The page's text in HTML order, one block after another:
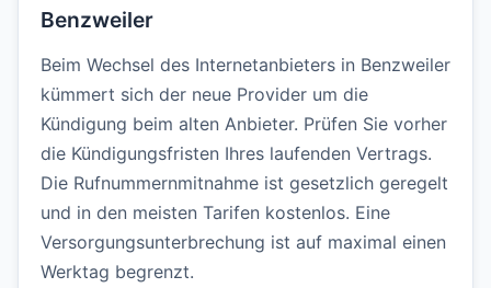
Benzweiler
Beim Wechsel des Internetanbieters in Benzweiler
kümmert sich der neue Provider um die
Kündigung beim alten Anbieter. Prüfen Sie vorher
die Kündigungsfristen Ihres laufenden Vertrags.
Die Rufnummernmitnahme ist gesetzlich geregelt
und in den meisten Tarifen kostenlos. Eine
Versorgungsunterbrechung ist auf maximal einen
Werktag begrenzt.